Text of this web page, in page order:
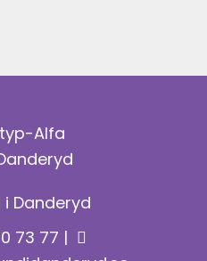
i Danderyd
73 77 |